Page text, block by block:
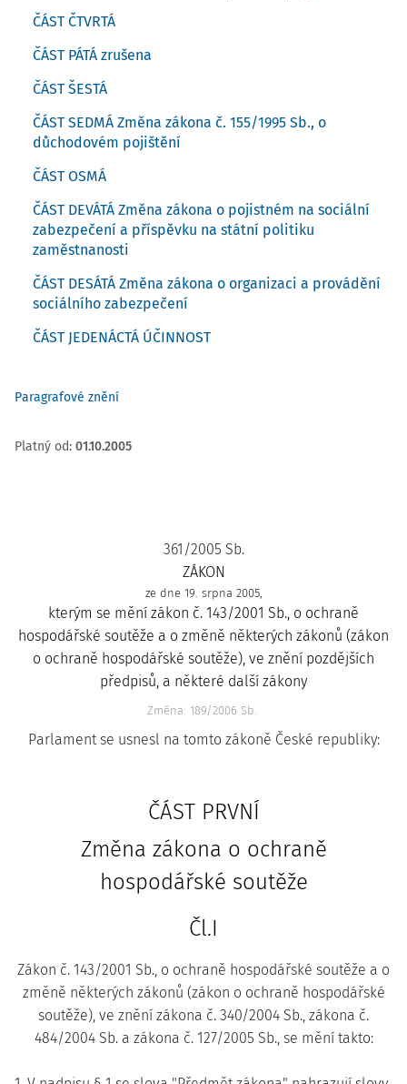
ČÁST ČTVRTÁ
ČÁST PÁTÁ zrušena
ČÁST ŠESTÁ
ČÁST SEDMÁ Změna zákona č. 155/1995 Sb., o
důchodovém pojištění
ČÁST OSMÁ
ČÁST DEVÁTÁ Změna zákona o pojistném na sociální
zabezpečení a příspěvku na státní politiku
zaměstnanosti
ČÁST DESÁTÁ Změna zákona o organizaci a provádění
sociálního zabezpečení
ČÁST JEDENÁCTÁ ÚČINNOST
Paragrafové znění
Platný od: 01.10.2005
361/2005 Sb.
ZÁKON
ze dne 19. srpna 2005,
kterým se mění zákon č. 143/2001 Sb., o ochraně
hospodářské soutěže a o změně některých zákonů (zákon
o ochraně hospodářské soutěže), ve znění pozdějších
předpisů, a některé další zákony
Změna: 189/2006 Sb.
Parlament se usnesl na tomto zákoně České republiky:
ČÁST PRVNÍ
Změna zákona o ochraně
hospodářské soutěže
Čl.I
Zákon č. 143/2001 Sb., o ochraně hospodářské soutěže a o
změně některých zákonů (zákon o ochraně hospodářské
soutěže), ve znění zákona č. 340/2004 Sb., zákona č.
484/2004 Sb. a zákona č. 127/2005 Sb., se mění takto: